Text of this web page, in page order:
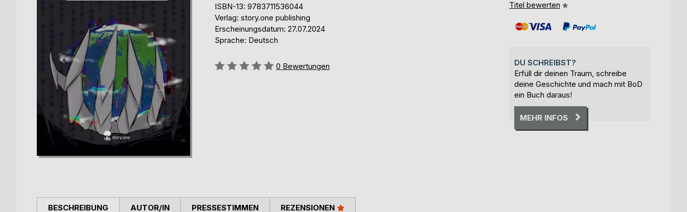
ISBN-13: 9783711536044
Verlag: story.one publishing
Erscheinungsdatum: 27.07.2024
Sprache: Deutsch
Bewertung::
0 Bewertungen
Titel bewerten
DU SCHREIBST?
Erfüll dir deinen Traum, schreibe
deine Geschichte und mach mit BoD
ein Buch daraus!
MEHR INFOS
BESCHREIBUNG AUTOR/IN PRESSESTIMMEN REZENSIONEN